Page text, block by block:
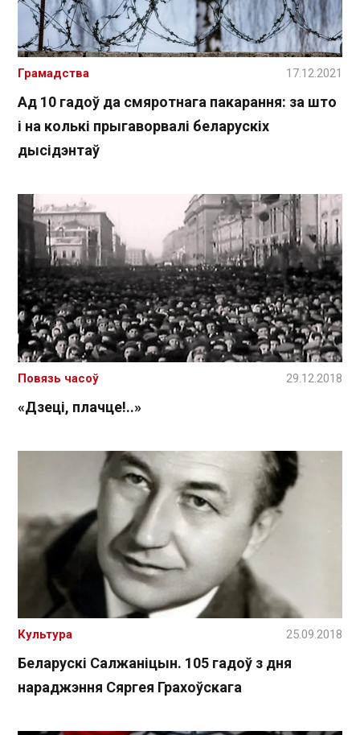
Ад 10 гадоў да смяротнага пакарання: за што
і на колькі прыгаворвалі беларускіх
дысідэнтаў
Грамадства 17.12.2021
«Дзеці, плачце!..»
Повязь часоў 29.12.2018
Беларускі Салжаніцын. 105 гадоў з дня
нараджэння Сяргея Грахоўскага
Культура 25.09.2018